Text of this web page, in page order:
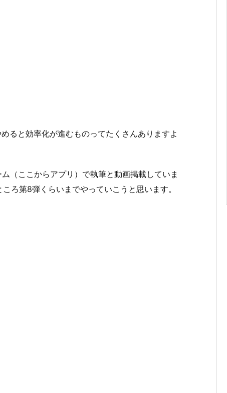
ると効率化が進むものってたくさんありますよ
（ここからアプリ）で執筆と動画掲載していま
ろ第8弾くらいまでやっていこうと思います。